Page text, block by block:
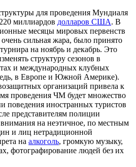
для проведения Мундиаля
миллиардов долларов США. В
месяцы мировых первенств
сильная жара, было принято
на ноябрь и декабрь. Это
структуру сезонов в
и международных клубных
в Европе и Южной Америке).
организаций привела к
проведения ЧМ будет множество
поведения иностранных туристов
представителям полиции
на неэтичное, по местным
и лиц нетрадиционной
на алкоголь, громкую музыку,
фотографирование людей без их